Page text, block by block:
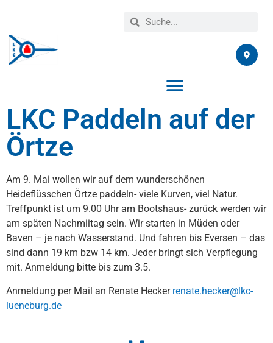
LKC Paddeln auf der
Örtze
Am 9. Mai wollen wir auf dem wunderschönen
Heideflüsschen Örtze paddeln- viele Kurven, viel Natur.
Treffpunkt ist um 9.00 Uhr am Bootshaus- zurück werden wir
am späten Nachmiitag sein. Wir starten in Müden oder
Baven – je nach Wasserstand. Und fahren bis Eversen – das
sind dann 19 km bzw 14 km. Jeder bringt sich Verpflegung
mit. Anmeldung bitte bis zum 3.5.
Anmeldung per Mail an Renate Hecker renate.hecker@lkc-
lueneburg.de